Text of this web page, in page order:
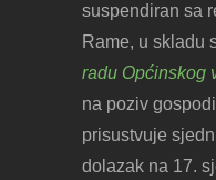
suspendiran sa
Rame, u skladu
radu Općinskog
na poziv
prisustvuje
dolazak na 17.